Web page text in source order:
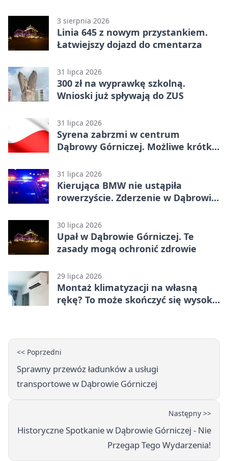
3 sierpnia 2026
Linia 645 z nowym przystankiem.
Łatwiejszy dojazd do cmentarza
31 lipca 2026
300 zł na wyprawkę szkolną.
Wnioski już spływają do ZUS
31 lipca 2026
Syrena zabrzmi w centrum
Dąbrowy Górniczej. Możliwe krótkie
31 lipca 2026
Kierująca BMW nie ustąpiła
rowerzyście. Zderzenie w Dąbrowie
30 lipca 2026
Upał w Dąbrowie Górniczej. Te
zasady mogą ochronić zdrowie
29 lipca 2026
Montaż klimatyzacji na własną
rękę? To może skończyć się wysoką
<< Poprzedni
Sprawny przewóz ładunków a usługi
transportowe w Dąbrowie Górniczej
Następny >>
Historyczne Spotkanie w Dąbrowie Górniczej - Nie
Przegap Tego Wydarzenia!